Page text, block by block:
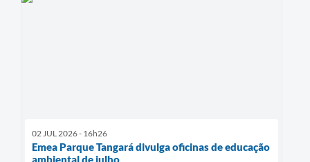
02 JUL 2026 - 16h26
Emea Parque Tangará divulga oficinas de educação
ambiental de julho